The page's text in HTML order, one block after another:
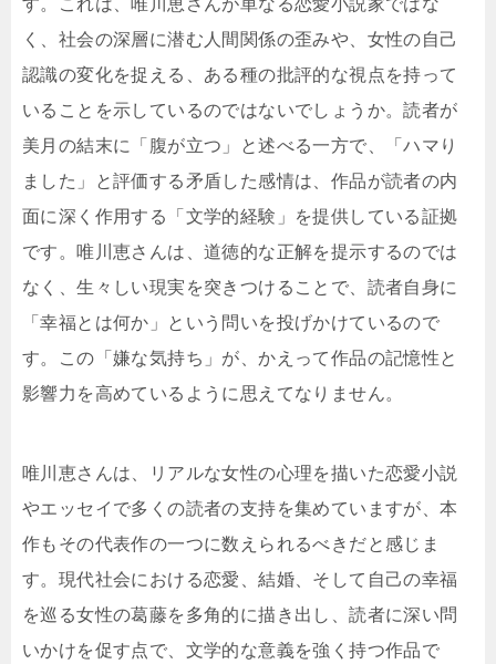
す。これは、唯川恵さんが単なる恋愛小説家ではな
く、社会の深層に潜む人間関係の歪みや、女性の自己
認識の変化を捉える、ある種の批評的な視点を持って
いることを示しているのではないでしょうか。読者が
美月の結末に「腹が立つ」と述べる一方で、「ハマり
ました」と評価する矛盾した感情は、作品が読者の内
面に深く作用する「文学的経験」を提供している証拠
です。唯川恵さんは、道徳的な正解を提示するのでは
なく、生々しい現実を突きつけることで、読者自身に
「幸福とは何か」という問いを投げかけているので
す。この「嫌な気持ち」が、かえって作品の記憶性と
影響力を高めているように思えてなりません。
唯川恵さんは、リアルな女性の心理を描いた恋愛小説
やエッセイで多くの読者の支持を集めていますが、本
作もその代表作の一つに数えられるべきだと感じま
す。現代社会における恋愛、結婚、そして自己の幸福
を巡る女性の葛藤を多角的に描き出し、読者に深い問
いかけを促す点で、文学的な意義を強く持つ作品で